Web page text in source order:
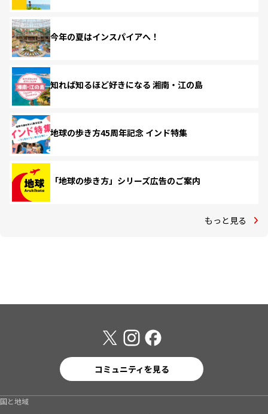
今年の夏はインスパイアへ！
知れば知るほど好きになる 湘南・江の島
地球の歩き方45周年記念 インド特集
「地球の歩き方」シリーズ広告のご案内
もっと見る
コミュニティを見る
国と地域